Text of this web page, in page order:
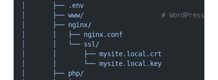
├──
.env
├── www/
# WordPress
├── nginx/
├── nginx.conf
└── ssl/
├── mysite.local.crt
└── mysite.local.key
├── php/